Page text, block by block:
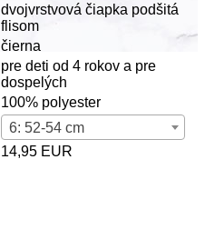
dvojvrstvová čiapka podšitá
flisom
čierna
pre deti od 4 rokov a pre
dospelých
100% polyester
6: 52-54 cm
14,95 EUR